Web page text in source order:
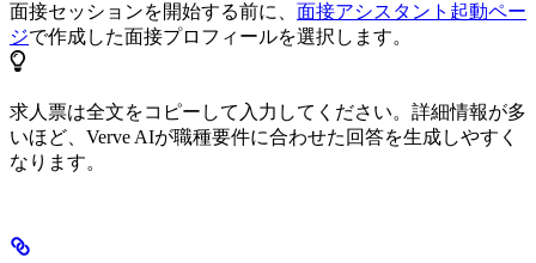
面接セッションを開始する前に、 面接アシスタント起動ペー
ジで作成した面接プロフィールを選択します。
求人票は全文をコピーして入力してください。詳細情報が多
いほど、Verve AIが職種要件に合わせた回答を生成しやすく
なります。